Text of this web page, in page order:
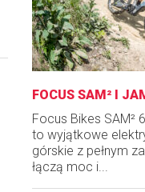
FOCUS SAM² I
Focus Bikes SAM²
to wyjątkowe
górskie z pełnym
łączą moc i...